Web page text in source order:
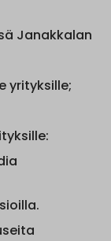
Janakkalan
yrityksille;